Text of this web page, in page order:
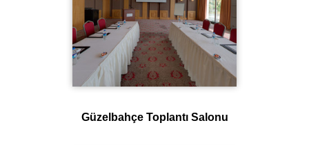
Güzelbahçe Toplantı Salonu